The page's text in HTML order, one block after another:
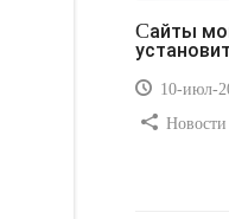
Сайты могли незаметно
10-июл-